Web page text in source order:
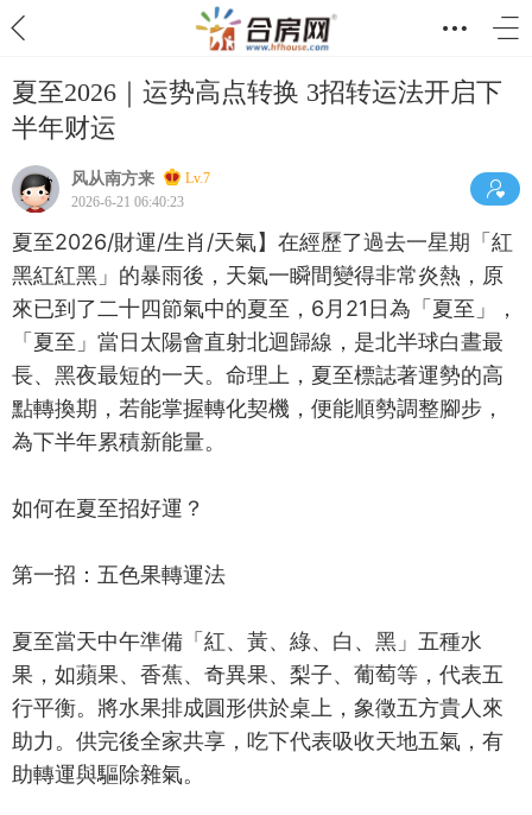
夏至2026｜运势高点转换 3招转运法开启下
半年财运
风从南方来
Lv.7
2026-6-21 06:40:23
夏至2026/財運/生肖/天氣】在經歷了過去一星期「紅
黑紅紅黑」的暴雨後，天氣一瞬間變得非常炎熱，原
來已到了二十四節氣中的夏至，6月21日為「夏至」，
「夏至」當日太陽會直射北迴歸線，是北半球白晝最
長、黑夜最短的一天。命理上，夏至標誌著運勢的高
點轉換期，若能掌握轉化契機，便能順勢調整腳步，
為下半年累積新能量。
如何在夏至招好運？
第一招：五色果轉運法
夏至當天中午準備「紅、黃、綠、白、黑」五種水
果，如蘋果、香蕉、奇異果、梨子、葡萄等，代表五
行平衡。將水果排成圓形供於桌上，象徵五方貴人來
助力。供完後全家共享，吃下代表吸收天地五氣，有
助轉運與驅除雜氣。